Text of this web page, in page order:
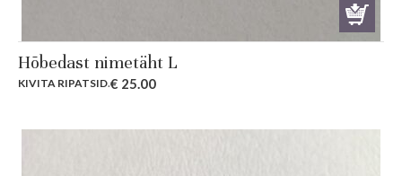
Hõbedast nimetäht L
KIVITA RIPATSID.€ 25.00